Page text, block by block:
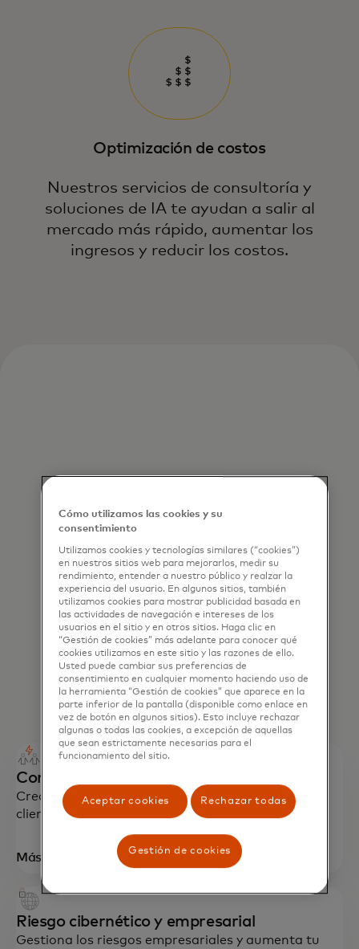
Optimización de costos
Nuestros servicios de consultoría y
soluciones de IA te ayudan a salir al
mercado más rápido, aumentar los
ingresos y reducir los costos.
Compromiso y lealtad del consumidor
Crea y mantén relaciones auténticas con tus
clientes.
Más información
Riesgo cibernético y empresarial
Gestiona los riesgos empresariales y aumenta tu
Cómo utilizamos las cookies y su
consentimiento
Utilizamos cookies y tecnologías similares (“cookies”)
en nuestros sitios web para mejorarlos, medir su
rendimiento, entender a nuestro público y realzar la
experiencia del usuario. En algunos sitios, también
utilizamos cookies para mostrar publicidad basada en
las actividades de navegación e intereses de los
usuarios en el sitio y en otros sitios. Haga clic en
“Gestión de cookies” más adelante para conocer qué
cookies utilizamos en este sitio y las razones de ello.
Usted puede cambiar sus preferencias de
consentimiento en cualquier momento haciendo uso de
la herramienta “Gestión de cookies” que aparece en la
parte inferior de la pantalla (disponible como enlace en
vez de botón en algunos sitios). Esto incluye rechazar
algunas o todas las cookies, a excepción de aquellas
que sean estrictamente necesarias para el
funcionamiento del sitio.
Aceptar cookies Rechazar todas
Gestión de cookies